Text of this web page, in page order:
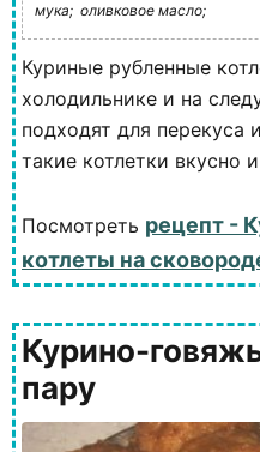
мука; оливковое масло;
Куриные рубленные
холодильнике и на
подходят для перекуса
такие котлетки вкусно
Посмотреть рецепт -
котлеты на
Курино-
пару